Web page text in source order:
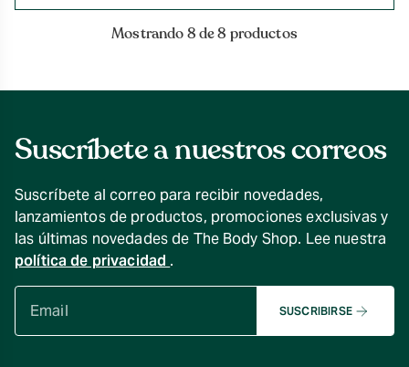
Mostrando 8 de 8 productos
Suscríbete a nuestros correos
Suscríbete al correo para recibir novedades,
lanzamientos de productos, promociones exclusivas y
las últimas novedades de The Body Shop. Lee nuestra
política de privacidad .
SUSCRIBIRSE